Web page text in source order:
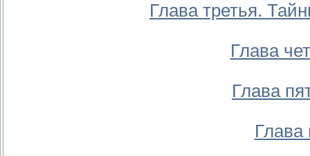
Глава третья.
Глава
Глава
Глава